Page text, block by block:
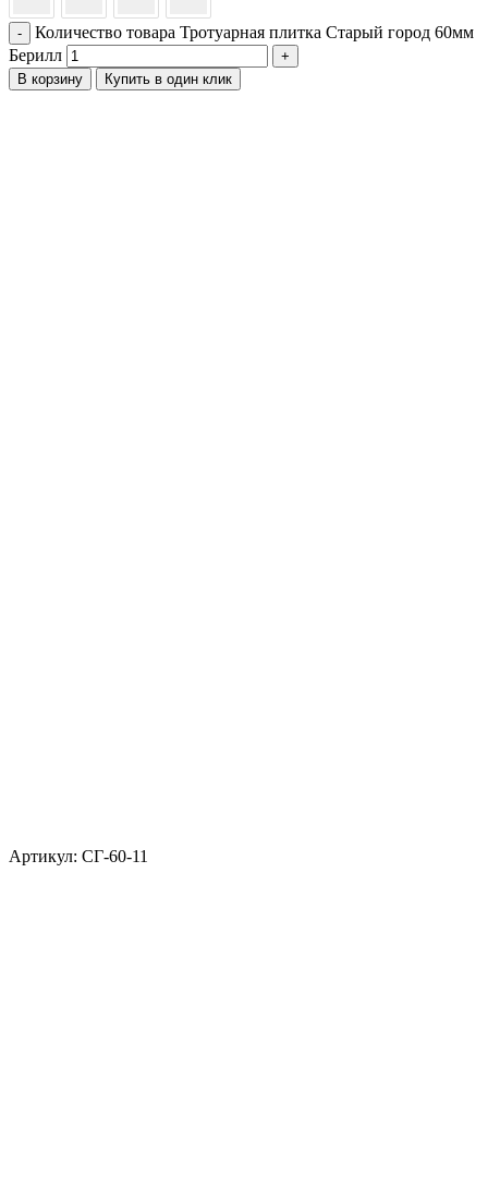
-
Количество товара Тротуарная плитка Старый город 60мм
Берилл
+
В корзину
Купить в один клик
Артикул: СГ-60-11